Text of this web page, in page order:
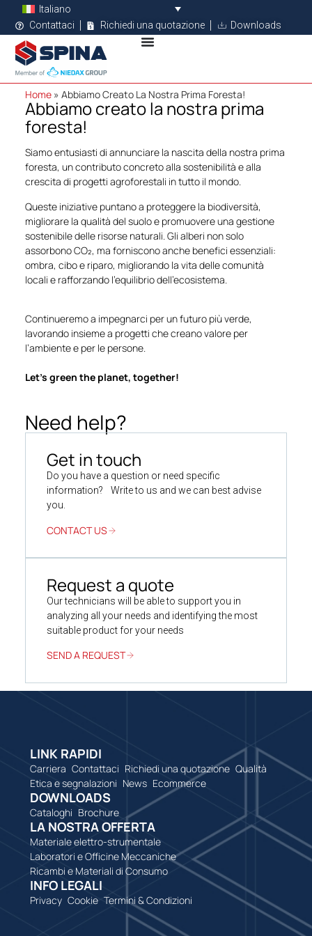
Italiano
Contattaci
Richiedi una quotazione Downloads
Home» Abbiamo Creato La Nostra Prima Foresta!
Abbiamo creato la nostra prima
foresta!
Siamo entusiasti di annunciare la nascita della nostra prima
foresta, un contributo concreto alla sostenibilità e alla
crescita di progetti agroforestali in tutto il mondo.
Queste iniziative puntano a proteggere la biodiversità,
migliorare la qualità del suolo e promuovere una gestione
sostenibile delle risorse naturali. Gli alberi non solo
assorbono CO₂, ma forniscono anche benefici essenziali:
ombra, cibo e riparo, migliorando la vita delle comunità
locali e rafforzando l’equilibrio dell’ecosistema.
Continueremo a impegnarci per un futuro più verde,
lavorando insieme a progetti che creano valore per
l’ambiente e per le persone.
Let’s green the planet, together!
Need help?
Get in touch
Do you have a question or need specific
information? Write to us and we can best advise
you.
CONTACT US
Request a quote
Our technicians will be able to support you in
analyzing all your needs and identifying the most
suitable product for your needs
SEND A REQUEST
LINK RAPIDI
Carriera Contattaci Richiedi una quotazione Qualità
Etica e segnalazioni News Ecommerce
DOWNLOADS
Cataloghi Brochure
LA NOSTRA OFFERTA
Materiale elettro-strumentale
Laboratori e Officine Meccaniche
Ricambi e Materiali di Consumo
INFO LEGALI
Privacy Cookie Termini & Condizioni